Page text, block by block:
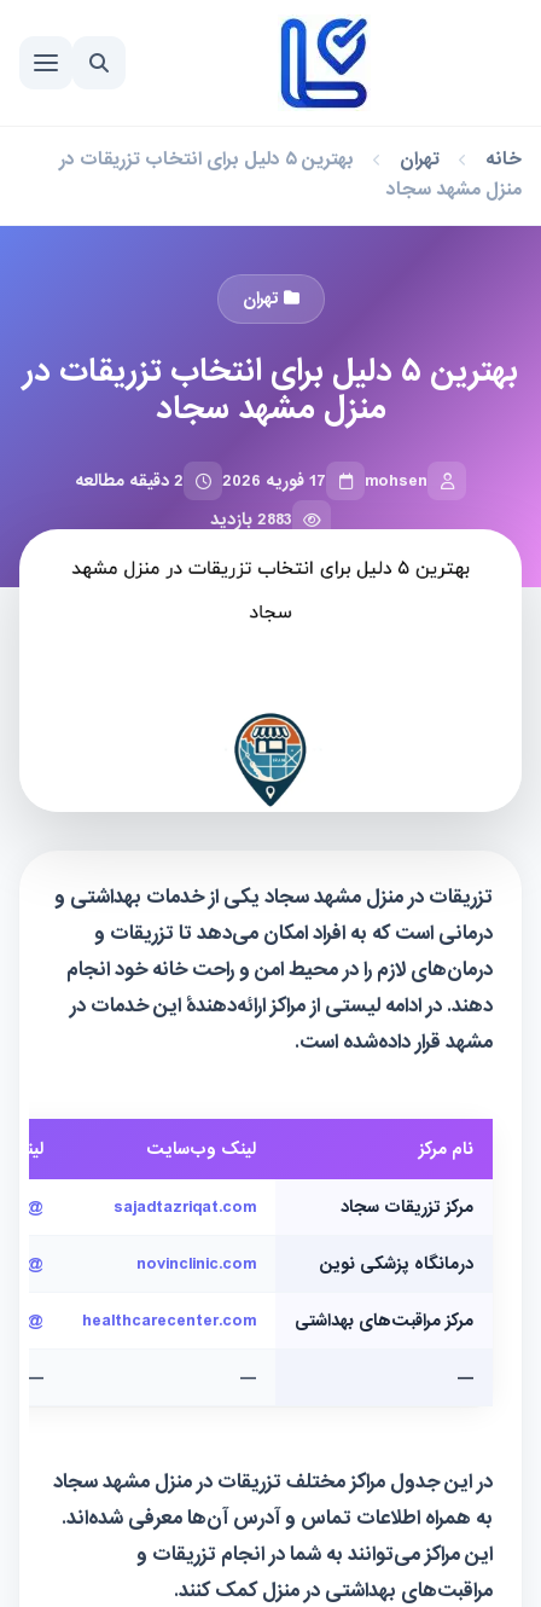
خانه تهران
بهترین ۵ دلیل برای انتخاب تزریقات در
منزل مشهد سجاد
تهران
بهترین ۵ دلیل برای انتخاب تزریقات در
منزل مشهد سجاد
mohsen 17 فوریه 2026
2 دقیقه مطالعه
2883 بازدید
تزریقات در منزل مشهد سجاد یکی از خدمات بهداشتی و
درمانی است که به افراد امکان می‌دهد تا تزریقات و
درمان‌های لازم را در محیط امن و راحت خانه خود انجام
دهند. در ادامه لیستی از مراکز ارائه‌دهندهٔ این خدمات در
مشهد قرار داده‌شده است.
نام مرکز لینک وب‌سایت لینک
مرکز تزریقات سجاد sajadtazriqat.com
@sajadtazriqat
درمانگاه پزشکی نوین novinclinic.com
@novinclinic
مرکز مراقبت‌های بهداشتی healthcarecenter.com
@healthcarecenter
—
—
—
در این جدول مراکز مختلف تزریقات در منزل مشهد سجاد
به همراه اطلاعات تماس و آدرس آن‌ها معرفی شده‌اند.
این مراکز می‌توانند به شما در انجام تزریقات و
مراقبت‌های بهداشتی در منزل کمک کنند.